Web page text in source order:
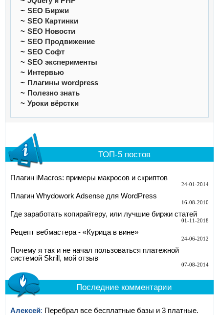
SEO Биржи
SEO Картинки
SEO Новости
SEO Продвижение
SEO Софт
SEO эксперименты
Интервью
Плагины wordpress
Полезно знать
Уроки вёрстки
ТОП-5 постов
Плагин iMacros: примеры макросов и скриптов
24-01-2014
Плагин Whydowork Adsense для WordPress
16-08-2010
Где заработать копирайтеру, или лучшие биржи статей
01-11-2018
Рецепт вебмастера - «Курица в вине»
24-06-2012
Почему я так и не начал пользоваться платежной
системой Skrill, мой отзыв
07-08-2014
Последние комментарии
Алексей: Перебрал все бесплатные базы и 3 платные.